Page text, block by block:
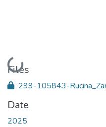
Loading...
Files
299-105843-
Date
2025